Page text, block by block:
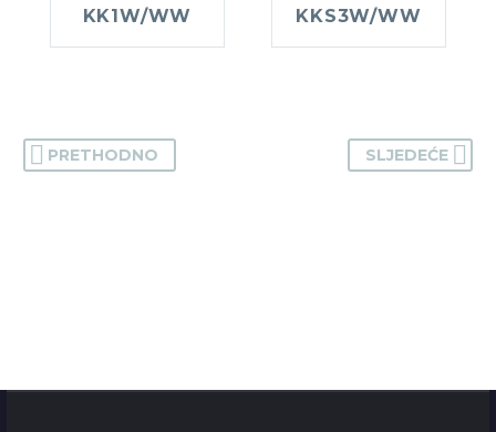
KK1W/WW
KKS3W/WW
PRETHODNO SLJEDEĆE